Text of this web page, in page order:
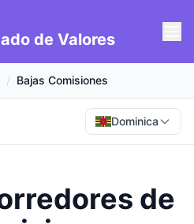
de Valores
/ Bajas Comisiones
Dominica
de